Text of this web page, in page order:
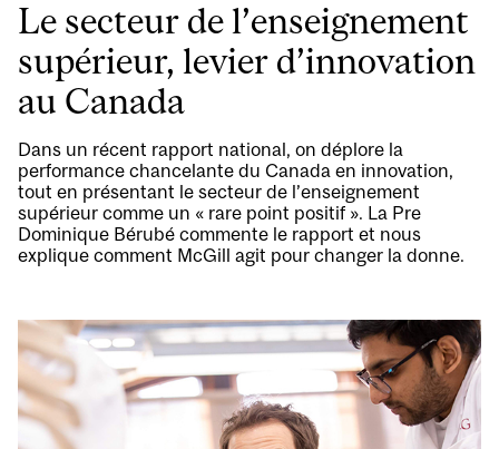
Le secteur de l’enseignement
supérieur, levier d’innovation
au Canada
Dans un récent rapport national, on déplore la
performance chancelante du Canada en innovation,
tout en présentant le secteur de l’enseignement
supérieur comme un « rare point positif ». La Pre
Dominique Bérubé commente le rapport et nous
explique comment McGill agit pour changer la donne.